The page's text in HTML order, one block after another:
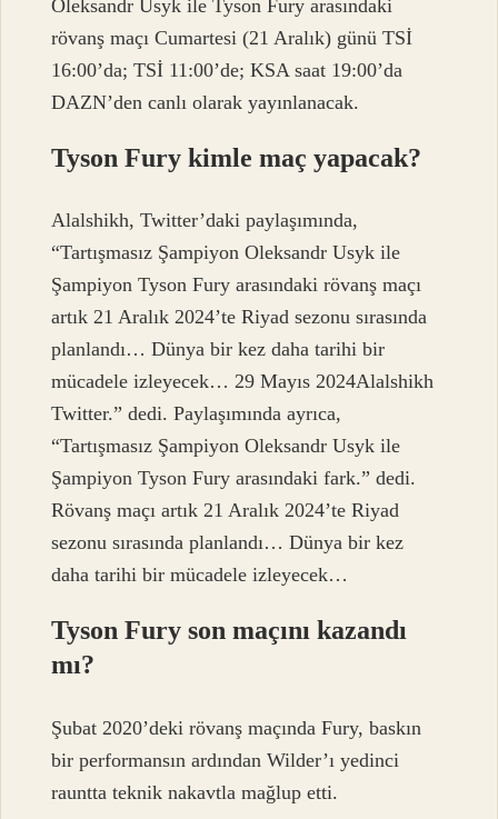
Oleksandr Usyk ile Tyson Fury arasındaki
rövanş maçı Cumartesi (21 Aralık) günü TSİ
16:00’da; TSİ 11:00’de; KSA saat 19:00’da
DAZN’den canlı olarak yayınlanacak.
Tyson Fury kimle maç yapacak?
Alalshikh, Twitter’daki paylaşımında,
“Tartışmasız Şampiyon Oleksandr Usyk ile
Şampiyon Tyson Fury arasındaki rövanş maçı
artık 21 Aralık 2024’te Riyad sezonu sırasında
planlandı… Dünya bir kez daha tarihi bir
mücadele izleyecek… 29 Mayıs 2024Alalshikh
Twitter.” dedi. Paylaşımında ayrıca,
“Tartışmasız Şampiyon Oleksandr Usyk ile
Şampiyon Tyson Fury arasındaki fark.” dedi.
Rövanş maçı artık 21 Aralık 2024’te Riyad
sezonu sırasında planlandı… Dünya bir kez
daha tarihi bir mücadele izleyecek…
Tyson Fury son maçını kazandı
mı?
Şubat 2020’deki rövanş maçında Fury, baskın
bir performansın ardından Wilder’ı yedinci
rauntta teknik nakavtla mağlup etti.